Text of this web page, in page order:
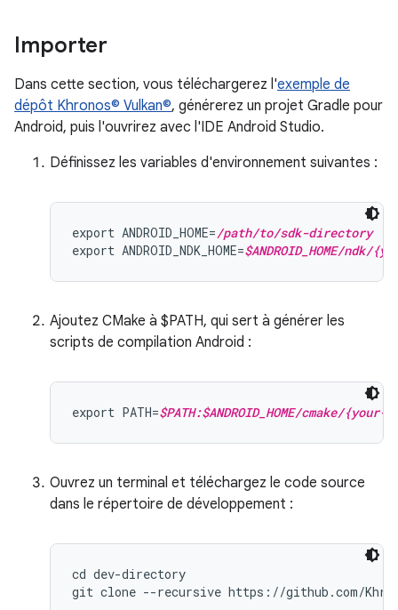
Importer
Dans cette section, vous téléchargerez l'exemple de
dépôt Khronos© Vulkan©, générerez un projet Gradle pour
Android, puis l'ouvrirez avec l'IDE Android Studio.
Définissez les variables d'environnement suivantes :
export ANDROID_HOME=/path/to/sdk-directory
export ANDROID_NDK_HOME=$ANDROID_HOME/
Ajoutez CMake à $PATH, qui sert à générer les
scripts de compilation Android :
export PATH=$PATH:$ANDROID_HOME/cmake/
Ouvrez un terminal et téléchargez le code source
dans le répertoire de développement :
cd dev-directory